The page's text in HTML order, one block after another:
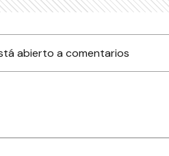
abierto a comentarios